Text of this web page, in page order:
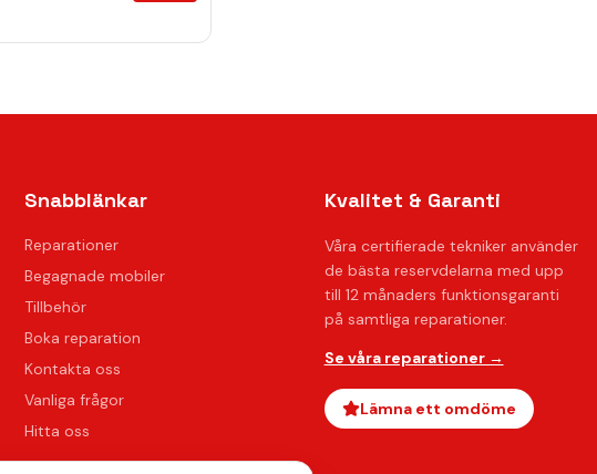
Snabblänkar
Reparationer
Begagnade mobiler
Tillbehör
Boka reparation
Kontakta oss
Vanliga frågor
Hitta oss
Kvalitet & Garanti
Våra certifierade tekniker använder
de bästa reservdelarna med upp
till 12 månaders funktionsgaranti
på samtliga reparationer.
Se våra reparationer →
Lämna ett omdöme